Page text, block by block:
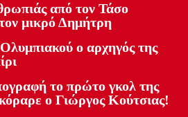
από τον Τάσο
μικρό Δημήτρη
ο αρχηγός της
το πρώτο γκολ της
ο Γιώργος Κούτσιας!